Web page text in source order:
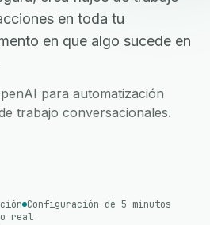
en toda tu
en que algo sucede en
para automatización
trabajo conversacionales.
Configuración de 5 minutos
real